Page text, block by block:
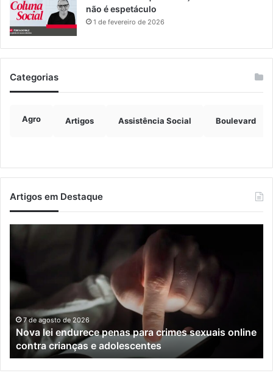
não é espetáculo
1 de fevereiro de 2026
Categorias
Agro Artigos Assistência Social Boulevard
Artigos em Destaque
para
crimes
sexuais
online
contra
crianças
e
adolescentes
7 de agosto de 2026
Nova lei endurece penas para crimes sexuais online
contra crianças e adolescentes